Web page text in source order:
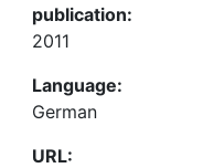
publication:
2011
Language:
German
URL: